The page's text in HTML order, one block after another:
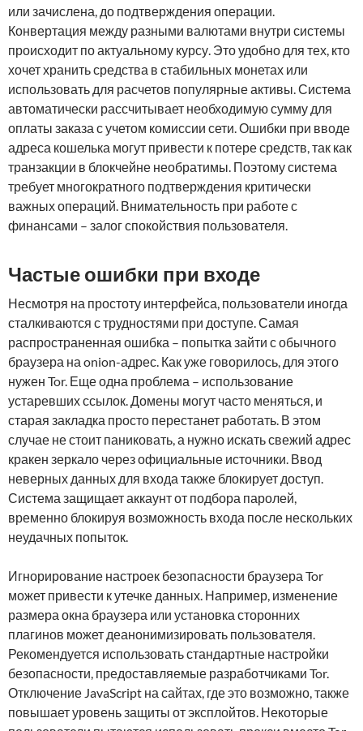
или зачислена, до подтверждения операции.
Конвертация между разными валютами внутри системы
происходит по актуальному курсу. Это удобно для тех, кто
хочет хранить средства в стабильных монетах или
использовать для расчетов популярные активы. Система
автоматически рассчитывает необходимую сумму для
оплаты заказа с учетом комиссии сети. Ошибки при вводе
адреса кошелька могут привести к потере средств, так как
транзакции в блокчейне необратимы. Поэтому система
требует многократного подтверждения критически
важных операций. Внимательность при работе с
финансами – залог спокойствия пользователя.
Частые ошибки при входе
Несмотря на простоту интерфейса, пользователи иногда
сталкиваются с трудностями при доступе. Самая
распространенная ошибка – попытка зайти с обычного
браузера на onion-адрес. Как уже говорилось, для этого
нужен Tor. Еще одна проблема – использование
устаревших ссылок. Домены могут часто меняться, и
старая закладка просто перестанет работать. В этом
случае не стоит паниковать, а нужно искать свежий адрес
кракен зеркало через официальные источники. Ввод
неверных данных для входа также блокирует доступ.
Система защищает аккаунт от подбора паролей,
временно блокируя возможность входа после нескольких
неудачных попыток.
Игнорирование настроек безопасности браузера Tor
может привести к утечке данных. Например, изменение
размера окна браузера или установка сторонних
плагинов может деанонимизировать пользователя.
Рекомендуется использовать стандартные настройки
безопасности, предоставляемые разработчиками Tor.
Отключение JavaScript на сайтах, где это возможно, также
повышает уровень защиты от эксплойтов. Некоторые